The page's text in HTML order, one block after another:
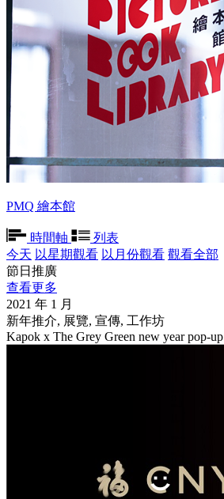
PMQ 繪本館
時間軸
列表
今天 以星期觀看 以月份觀看 觀看全部
節日推廣
查看更多
2021 年 1 月
新年推介, 展覽, 宣傳, 工作坊
Kapok x The Grey Green new year pop-up